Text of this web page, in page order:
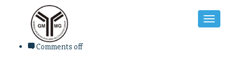
Toggle
8. Januar 2025
Comments off